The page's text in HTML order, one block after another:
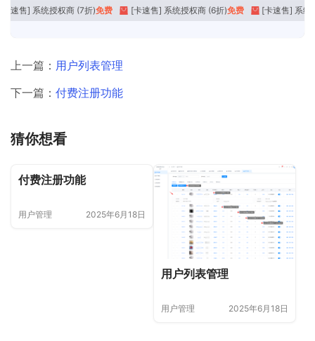
[卡速售] 系统授权商 (7折)免费 [卡速售] 系统授权商 (6折)免费 [卡速售] 系统
上一篇： 用户列表管理
下一篇： 付费注册功能
猜你想看
付费注册功能
用户管理 2025年6月18日
用户列表管理
用户管理 2025年6月18日